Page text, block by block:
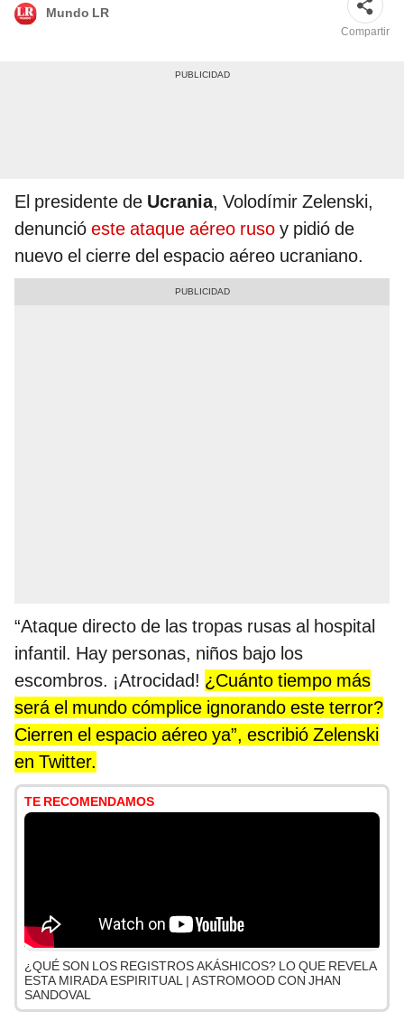
Mundo LR
Compartir
El presidente de Ucrania, Volodímir Zelenski,
denunció este ataque aéreo ruso y pidió de
nuevo el cierre del espacio aéreo ucraniano.
“Ataque directo de las tropas rusas al hospital
infantil. Hay personas, niños bajo los
escombros. ¡Atrocidad! ¿Cuánto tiempo más
será el mundo cómplice ignorando este terror?
Cierren el espacio aéreo ya”, escribió Zelenski
en Twitter.
TE RECOMENDAMOS
¿QUÉ SON LOS REGISTROS AKÁSHICOS? LO QUE REVELA
ESTA MIRADA ESPIRITUAL | ASTROMOOD CON JHAN
SANDOVAL